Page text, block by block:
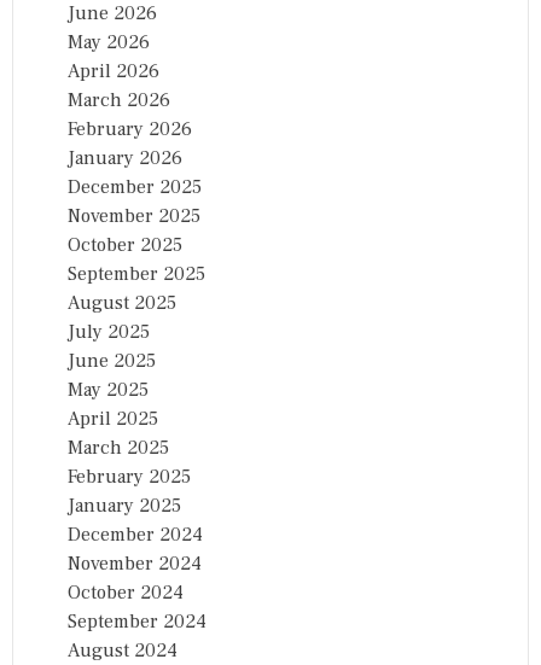
June 2026
May 2026
April 2026
March 2026
February 2026
January 2026
December 2025
November 2025
October 2025
September 2025
August 2025
July 2025
June 2025
May 2025
April 2025
March 2025
February 2025
January 2025
December 2024
November 2024
October 2024
September 2024
August 2024